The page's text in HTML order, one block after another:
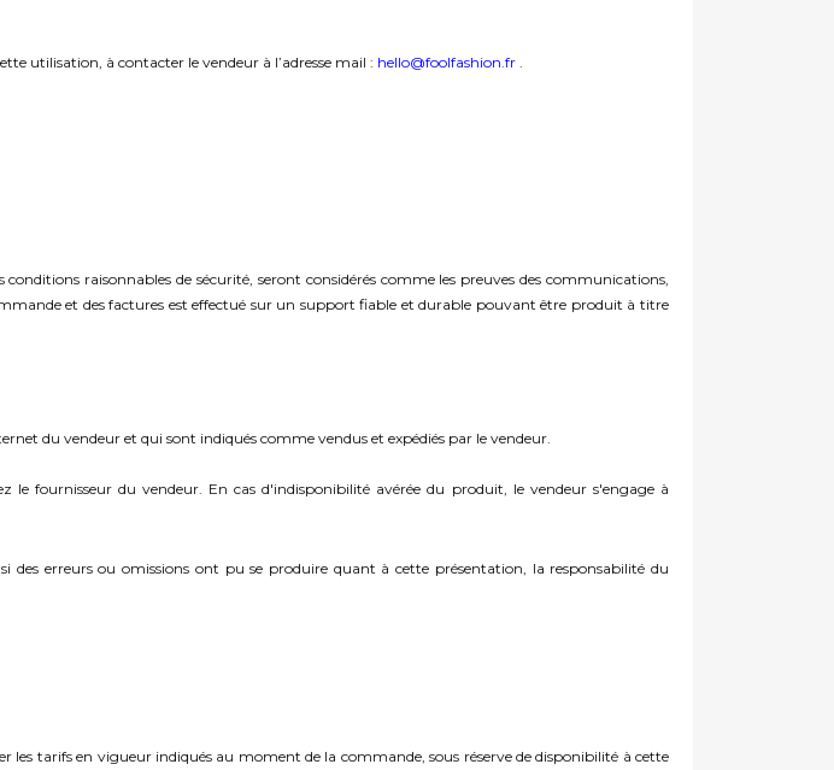
utilisation, à contacter le vendeur à l’adresse mail : hello@foolfashion.fr
raisonnables de sécurité, seront considérés comme les preuves des communications,
et des factures est effectué sur un support fiable et durable pouvant être produit à titre
du vendeur et qui sont indiqués comme vendus et expédiés par le vendeur.
le fournisseur du vendeur. En cas d'indisponibilité avérée du produit, le vendeur s'engage à
des erreurs ou omissions ont pu se produire quant à cette présentation, la responsabilité du
tarifs en vigueur indiqués au moment de la commande, sous réserve de disponibilité à cette